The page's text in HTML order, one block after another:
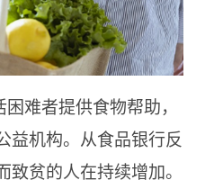
难者提供食物帮助，
益机构。从食品银行反
贫的人在持续增加。